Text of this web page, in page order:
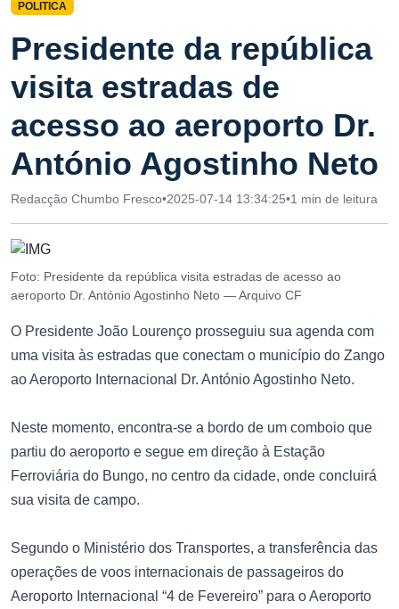
POLITICA
Presidente da república
visita estradas de
acesso ao aeroporto Dr.
António Agostinho Neto
Redacção Chumbo Fresco•2025-07-14 13:34:25•1 min de leitura
Foto: Presidente da república visita estradas de acesso ao
aeroporto Dr. António Agostinho Neto — Arquivo CF
O Presidente João Lourenço prosseguiu sua agenda com
uma visita às estradas que conectam o município do Zango
ao Aeroporto Internacional Dr. António Agostinho Neto.
Neste momento, encontra-se a bordo de um comboio que
partiu do aeroporto e segue em direção à Estação
Ferroviária do Bungo, no centro da cidade, onde concluirá
sua visita de campo.
Segundo o Ministério dos Transportes, a transferência das
operações de voos internacionais de passageiros do
Aeroporto Internacional “4 de Fevereiro” para o Aeroporto